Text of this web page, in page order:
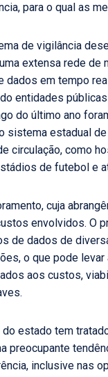
para o qual as
de vigilância
extensa rede de
em tempo
entidades
do último ano
sistema estadual
circulação, como
de futebol e
cuja
envolvidos. O
de dados de
o que pode
aos custos,
estado tem
preocupante
inclusive nas